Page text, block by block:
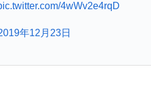
4wWv2e4rqD
年12月23日